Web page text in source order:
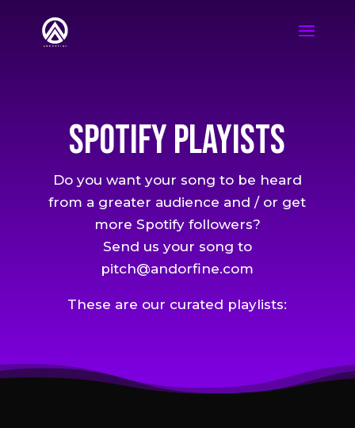
SPOTIFY PLAYISTS
Do you want your song to be heard
from a greater audience and / or get
more Spotify followers?
Send us your song to
pitch@andorfine.com
These are our curated playlists: